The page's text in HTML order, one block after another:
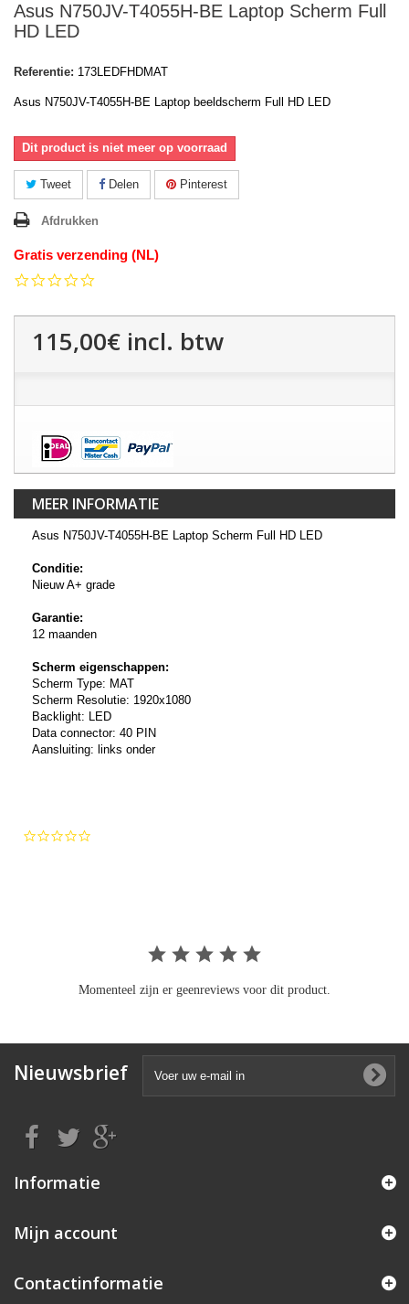
Asus N750JV-T4055H-BE Laptop Scherm Full
HD LED
Referentie: 173LEDFHDMAT
Asus N750JV-T4055H-BE Laptop beeldscherm Full HD LED
Dit product is niet meer op voorraad
Tweet Delen Pinterest
Afdrukken
Gratis verzending (NL)
115,00€ incl. btw
MEER INFORMATIE
Asus N750JV-T4055H-BE Laptop Scherm Full HD LED
Conditie:
Nieuw A+ grade
Garantie:
12 maanden
Scherm eigenschappen:
Scherm Type: MAT
Scherm Resolutie: 1920x1080
Backlight: LED
Data connector: 40 PIN
Aansluiting: links onder
Momenteel zijn er geenreviews voor dit product.
Nieuwsbrief
Informatie
Mijn account
Contactinformatie